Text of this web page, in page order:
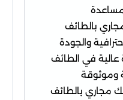
بالطائف
والجودة
عالية في الطائف
وموثوقة
مجاري بالطائف